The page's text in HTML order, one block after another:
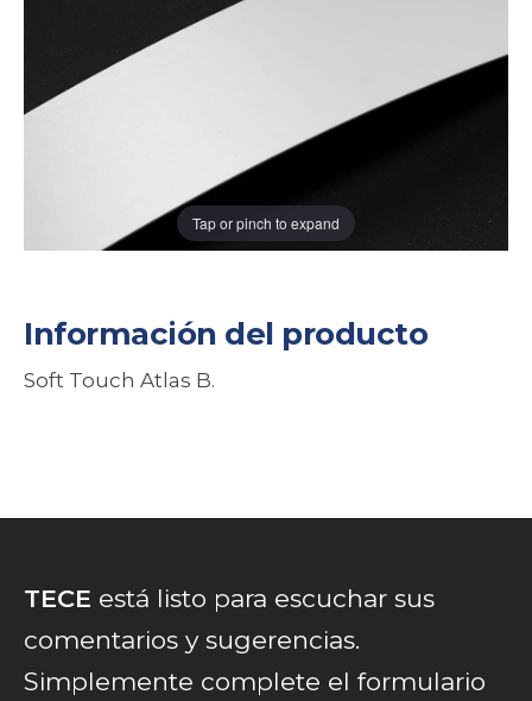
Tap or pinch to expand
Información del producto
Soft Touch Atlas B.
TECE está listo para escuchar sus
comentarios y sugerencias.
Simplemente complete el formulario